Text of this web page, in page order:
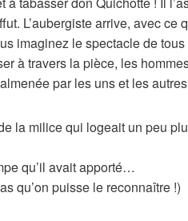
L’aubergiste arrive, avec ce
imaginez le spectacle de
à travers la pièce, les
par les uns et les
la milice qui logeait un peu
qu’il avait apporté…
qu’on puisse le reconnaître !)